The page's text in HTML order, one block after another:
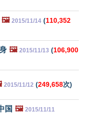
🖼️ 2015/11/14 (110,352
🖼️ 2015/11/13 (106,900
2015/11/12 (249,658次)
国 🖼️ 2015/11/11